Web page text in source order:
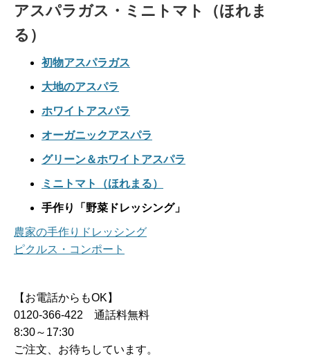
アスパラガス・ミニトマト（ほれま
る）
初物アスパラガス
大地のアスパラ
ホワイトアスパラ
オーガニックアスパラ
グリーン＆ホワイトアスパラ
ミニトマト（ほれまる）
手作り「野菜ドレッシング」
農家の手作りドレッシング
ピクルス・コンポート
【お電話からもOK】
0120-366-422 通話料無料
8:30～17:30
ご注文、お待ちしています。